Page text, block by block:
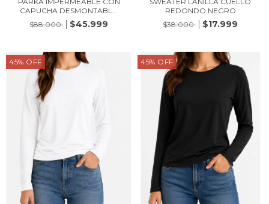
CAPUCHA DESMONTABL...
$88.000
$45.999
REDONDO NEGRO
$38.000
$17.999
45% OFF 45% OFF